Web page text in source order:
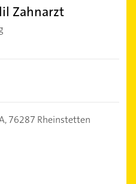
Zahnarzt
76287 Rheinstetten